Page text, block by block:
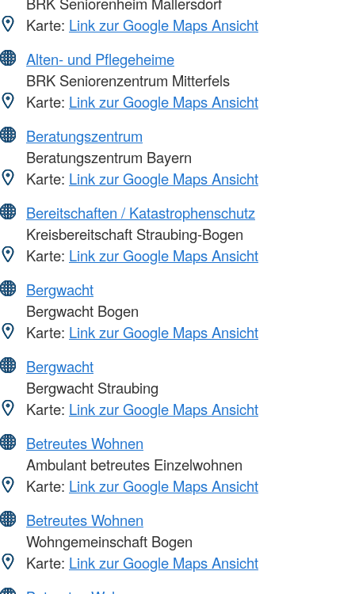
Karte: Link zur Google Maps Ansicht
Alten- und Pflegeheime
BRK Seniorenzentrum Mitterfels
Karte: Link zur Google Maps Ansicht
Beratungszentrum
Beratungszentrum Bayern
Karte: Link zur Google Maps Ansicht
Bereitschaften / Katastrophenschutz
Kreisbereitschaft Straubing-Bogen
Karte: Link zur Google Maps Ansicht
Bergwacht
Bergwacht Bogen
Karte: Link zur Google Maps Ansicht
Bergwacht
Bergwacht Straubing
Karte: Link zur Google Maps Ansicht
Betreutes Wohnen
Ambulant betreutes Einzelwohnen
Karte: Link zur Google Maps Ansicht
Betreutes Wohnen
Wohngemeinschaft Bogen
Karte: Link zur Google Maps Ansicht